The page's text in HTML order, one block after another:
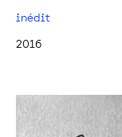
inédit
2016